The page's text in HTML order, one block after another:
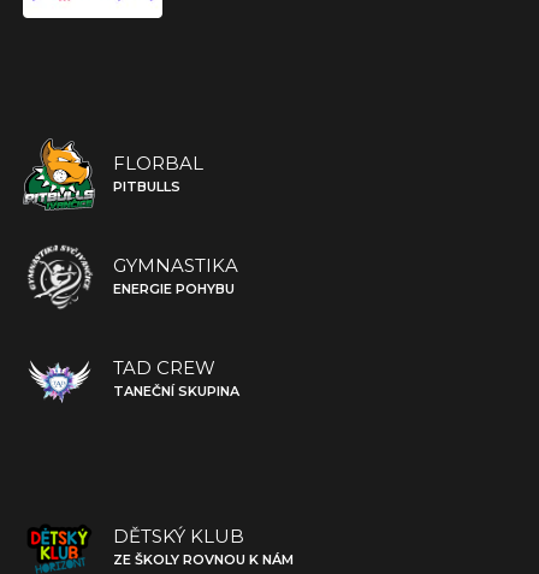
FLORBAL
PITBULLS
GYMNASTIKA
ENERGIE POHYBU
TAD CREW
TANEČNÍ SKUPINA
DĚTSKÝ KLUB
ZE ŠKOLY ROVNOU K NÁM